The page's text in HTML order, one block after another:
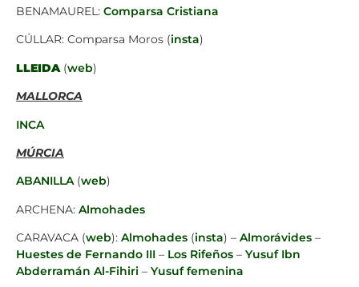
BENAMAUREL: Comparsa Cristiana
CÚLLAR: Comparsa Moros (insta)
LLEIDA(web)
MALLORCA
INCA
MÚRCIA
ABANILLA(web)
ARCHENA: Almohades
CARAVACA (web): Almohades (insta) – Almorávides –
Huestes de Fernando III – Los Rifeños – Yusuf Ibn
Abderramán Al-Fihiri – Yusuf femenina